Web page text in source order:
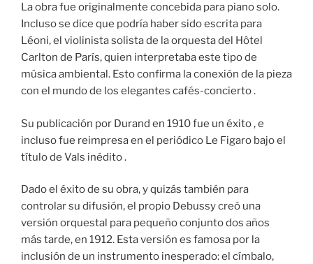
La obra fue originalmente concebida para piano solo.
Incluso se dice que podría haber sido escrita para
Léoni, el violinista solista de la orquesta del Hôtel
Carlton de París, quien interpretaba este tipo de
música ambiental. Esto confirma la conexión de la pieza
con el mundo de los elegantes cafés-concierto .
Su publicación por Durand en 1910 fue un éxito , e
incluso fue reimpresa en el periódico Le Figaro bajo el
título de Vals inédito .
Dado el éxito de su obra, y quizás también para
controlar su difusión, el propio Debussy creó una
versión orquestal para pequeño conjunto dos años
más tarde, en 1912. Esta versión es famosa por la
inclusión de un instrumento inesperado: el címbalo,